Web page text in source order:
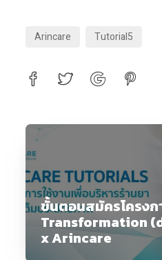
Arincare Tutorial5
ขั้นตอนสมัครโครงก
Transformation
x Arincare